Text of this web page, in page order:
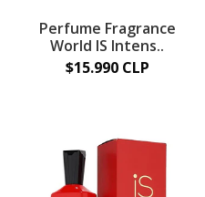
Perfume Fragrance
World IS Intens..
$15.990 CLP